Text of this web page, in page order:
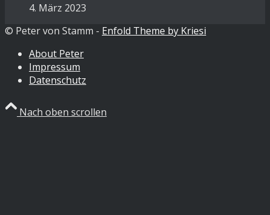
4. März 2023
© Peter von Stamm - Enfold Theme by Kriesi
About Peter
Impressum
Datenschutz
Nach oben scrollen